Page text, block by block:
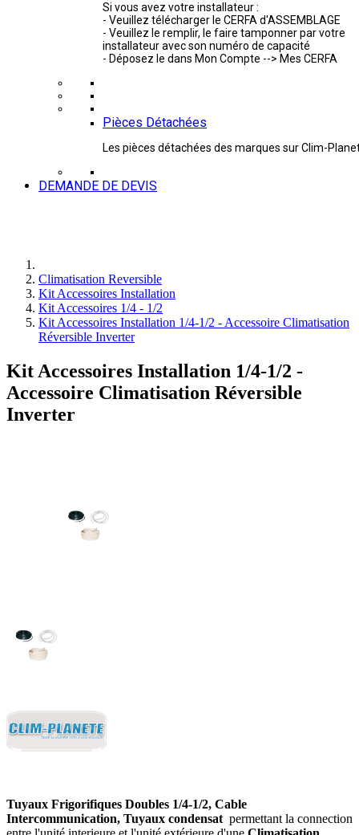
Si vous avez votre installateur :
- Veuillez télécharger le CERFA d'ASSEMBLAGE
- Veuillez le remplir, le faire tamponner par votre
installateur avec son numéro de capacité
- Déposez le dans Mon Compte --> Mes CERFA
Pièces Détachées
Les pièces détachées des marques sur Clim-
DEMANDE DE DEVIS
Climatisation Reversible
Kit Accessoires Installation
Kit Accessoires 1/4 - 1/2
Kit Accessoires Installation 1/4-1/2 - Accessoire Climatisation
Réversible Inverter
Kit Accessoires Installation 1/4-1/2 -
Accessoire Climatisation Réversible
Inverter
Tuyaux Frigorifiques Doubles 1/4-1/2, Cable
Intercommunication, Tuyaux condensat permettant la connection